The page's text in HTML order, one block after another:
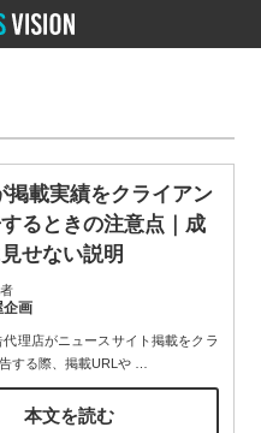
掲載実績をクライアン
するときの注意点｜成
せない説明
企画
代理店がニュースサイト掲載をクラ
する際、掲載URLや…
本文を読む